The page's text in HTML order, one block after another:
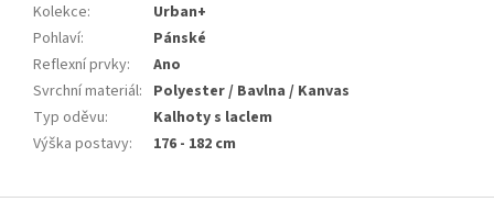
Kolekce:
Urban+
Pohlaví:
Pánské
Reflexní prvky:
Ano
Svrchní materiál: Polyester / Bavlna / Kanvas
Typ oděvu:
Kalhoty s laclem
Výška postavy: 176 - 182 cm